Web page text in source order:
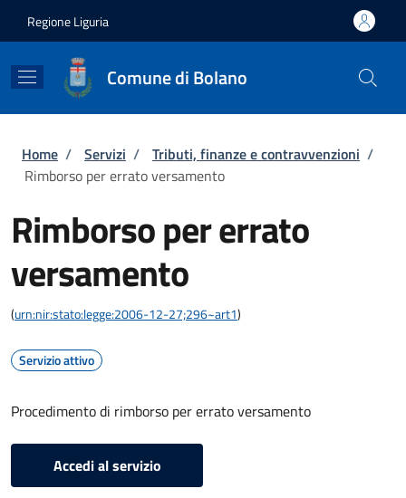
Regione Liguria
Comune di Bolano
Briciole di pane
Home / Servizi / Tributi, finanze e contravvenzioni /
Rimborso per errato versamento
Rimborso per errato
versamento
(urn:nir:stato:legge:2006-12-27;296~art1)
Servizio attivo
Procedimento di rimborso per errato versamento
Accedi al servizio